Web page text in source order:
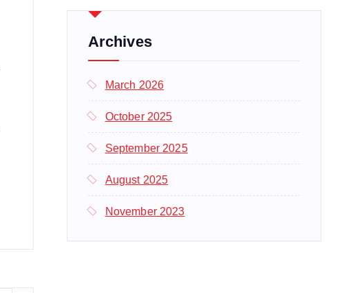
h
:
Archives
March 2026
October 2025
September 2025
August 2025
November 2023